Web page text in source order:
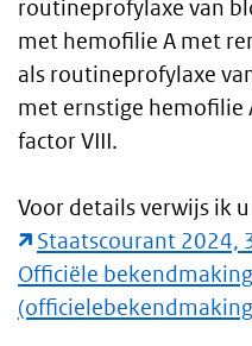
routineprofylaxe van
met hemofilie A met
als routineprofylaxe
met ernstige hemofilie
factor VIII.
Voor details verwijs ik
Staatscourant 2024,
Officiële